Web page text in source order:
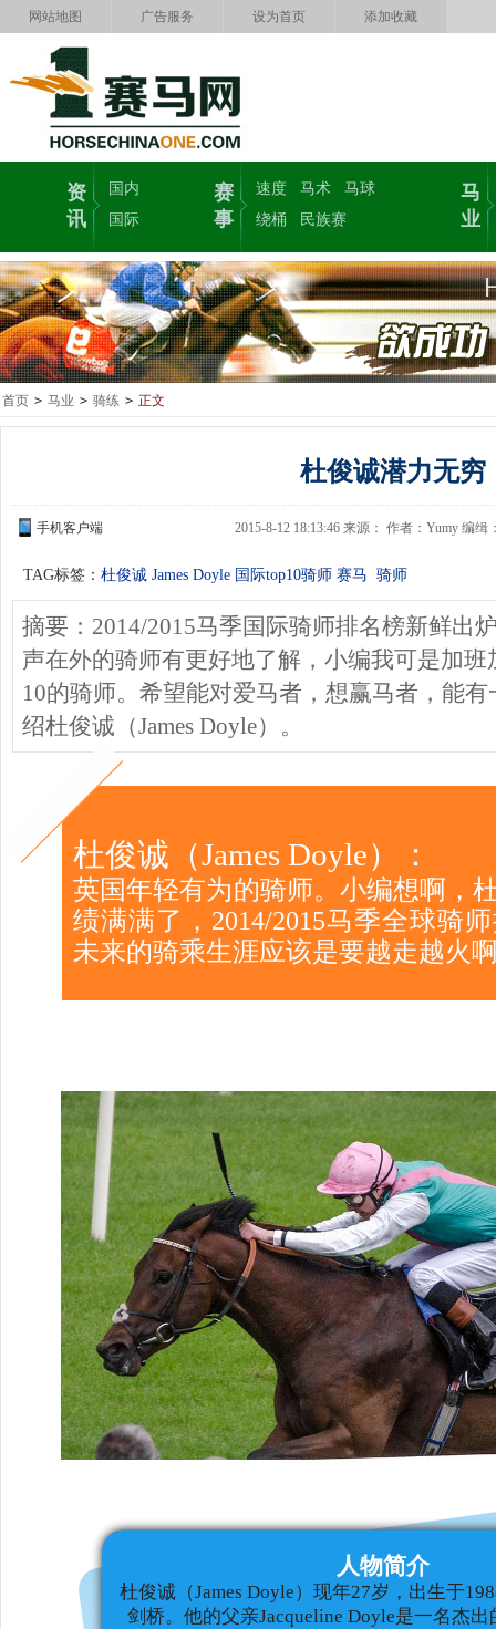
网站地图 广告服务 设为首页 添加收藏
资
讯
国内
国际
赛
事
速度 马术
马球
绕桶
民族赛
马
业
首页 > 马业 > 骑练 > 正文
杜俊诚潜力无穷
手机客户端 2015-8-12 18:13:46 来源： 作者：Yumy 编缉
TAG标签： 杜俊诚 James Doyle 国际top10骑师 赛马 骑师
摘要：2014/2015马季国际骑师排名榜新鲜出
声在外的骑师有更好地了解，小编我可是加
10的骑师。希望能对爱马者，想赢马者，能
绍杜俊诚（James Doyle）。
杜俊诚（James Doyle）：
英国年轻有为的骑师。小编想啊，
绩满满了，2014/2015马季全球骑
未来的骑乘生涯应该是要越走越火
人物简介
杜俊诚（James Doyle） 现年27岁，出生于
剑桥。他的父亲Jacqueline Doyle是一名杰